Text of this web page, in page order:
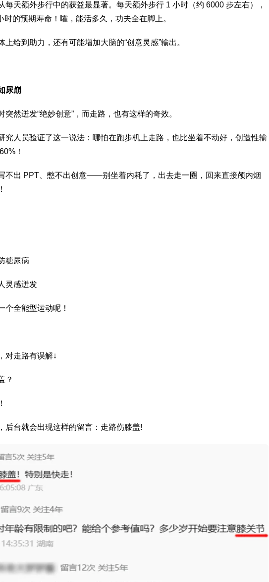
每天额外步行中的获益最显著。每天额外步行 1 小时（约 6000 步左右），
时的预期寿命！嚯，能活多久，功夫全在脚上。
上给到助力，还有可能增加大脑的“创意灵感”输出。
尿崩
突然迸发“绝妙创意”，而走路，也有这样的奇效。
究人员验证了这一说法：哪怕在跑步机上走路，也比坐着不动好，创造性输
！
不出 PPT、憋不出创意——别坐着内耗了，出去走一圈，回来直接颅内烟
糖尿病
灵感迸发
个全能型运动呢！
对走路有误解↓
？
后台就会出现这样的留言：走路伤膝盖!